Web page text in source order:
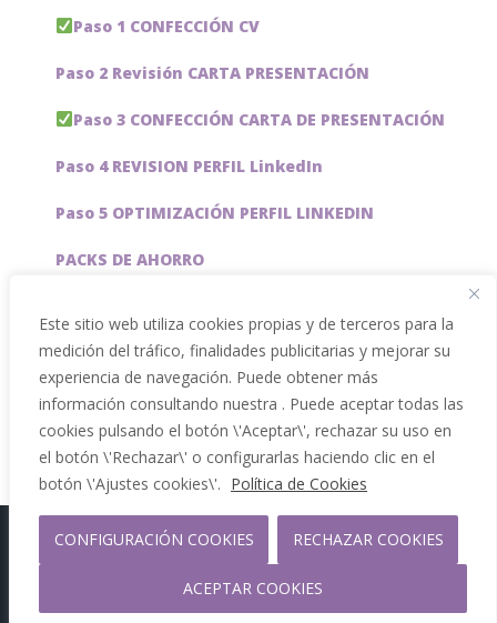
Este sitio web utiliza cookies propias y de terceros para la
medición del tráfico, finalidades publicitarias y mejorar su
experiencia de navegación. Puede obtener más
información consultando nuestra . Puede aceptar todas las
cookies pulsando el botón \'Aceptar\', rechazar su uso en
el botón \'Rechazar\' o configurarlas haciendo clic en el
botón \'Ajustes cookies\'. Política de Cookies
CONFIGURACIÓN COOKIES RECHAZAR COOKIES
ACEPTAR COOKIES
Paso 1 CONFECCIÓN CV
Paso 2 Revisión CARTA PRESENTACIÓN
Paso 3 CONFECCIÓN CARTA DE PRESENTACIÓN
Paso 4 REVISION PERFIL LinkedIn
Paso 5 OPTIMIZACIÓN PERFIL LINKEDIN
PACKS DE AHORRO
Servicios especiales
Copyright 2012 - 2026 |
Facebook
Phone